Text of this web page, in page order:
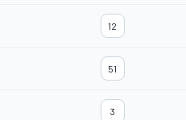
12
51
3